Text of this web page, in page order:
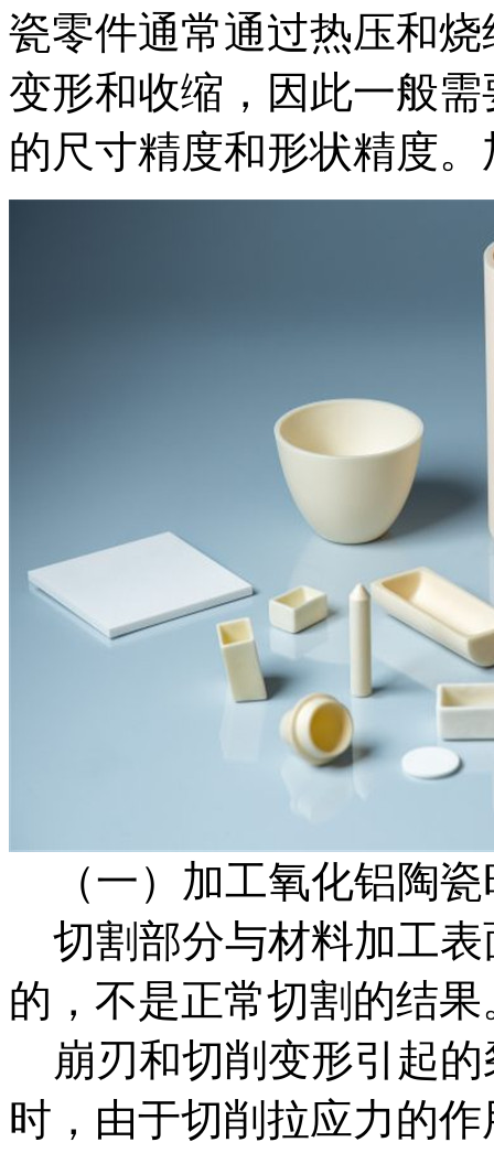
瓷零件通常通过热压和
变形和收缩，因此一般
的尺寸精度和形状精度
（一）加工氧化铝陶瓷
切割部分与材料加工表
的，不是正常切割的结果
崩刃和切削变形引起的
时，由于切削拉应力的